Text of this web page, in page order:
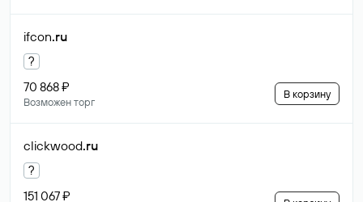
ifcon.ru
?
70 868 ₽
Возможен торг
В корзину
clickwood.ru
?
151 067 ₽